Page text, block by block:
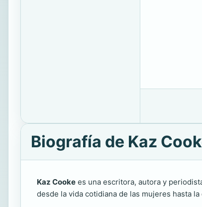
Biografía de Kaz
Kaz Cooke es una escritora, autora y
desde la vida cotidiana de las mujeres hasta